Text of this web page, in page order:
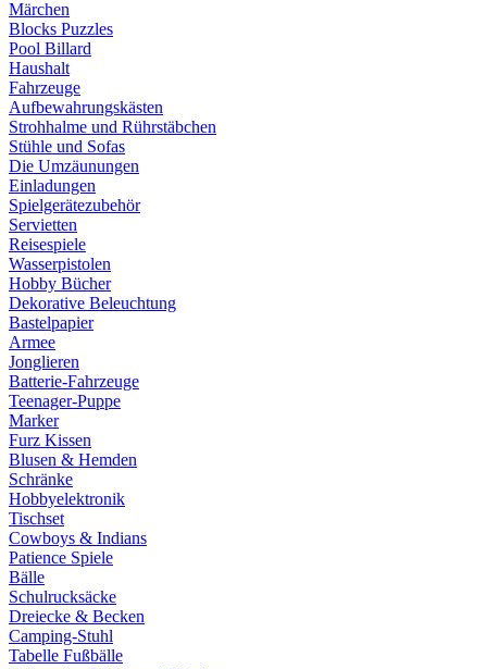
Märchen
Blocks Puzzles
Pool Billard
Haushalt
Fahrzeuge
Aufbewahrungskästen
Strohhalme und Rührstäbchen
Stühle und Sofas
Die Umzäunungen
Einladungen
Spielgerätezubehör
Servietten
Reisespiele
Wasserpistolen
Hobby Bücher
Dekorative Beleuchtung
Bastelpapier
Armee
Jonglieren
Batterie-Fahrzeuge
Teenager-Puppe
Marker
Furz Kissen
Blusen & Hemden
Schränke
Hobbyelektronik
Tischset
Cowboys & Indians
Patience Spiele
Bälle
Schulrucksäcke
Dreiecke & Becken
Camping-Stuhl
Tabelle Fußbälle